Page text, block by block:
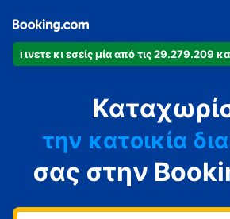
Γίνετε κι εσείς μία από τις 29.279.209
το
την κατοικία
τον
τη βίλα
σας στην